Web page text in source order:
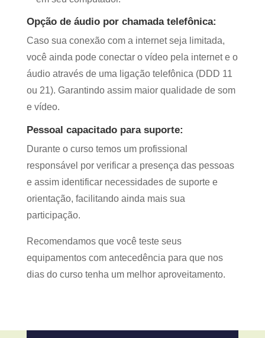
Opção de áudio por chamada telefônica:
Caso sua conexão com a internet seja limitada,
você ainda pode conectar o vídeo pela internet e o
áudio através de uma ligação telefônica (DDD 11
ou 21). Garantindo assim maior qualidade de som
e vídeo.
Pessoal capacitado para suporte:
Durante o curso temos um profissional
responsável por verificar a presença das pessoas
e assim identificar necessidades de suporte e
orientação, facilitando ainda mais sua
participação.
Recomendamos que você teste seus
equipamentos com antecedência para que nos
dias do curso tenha um melhor aproveitamento.